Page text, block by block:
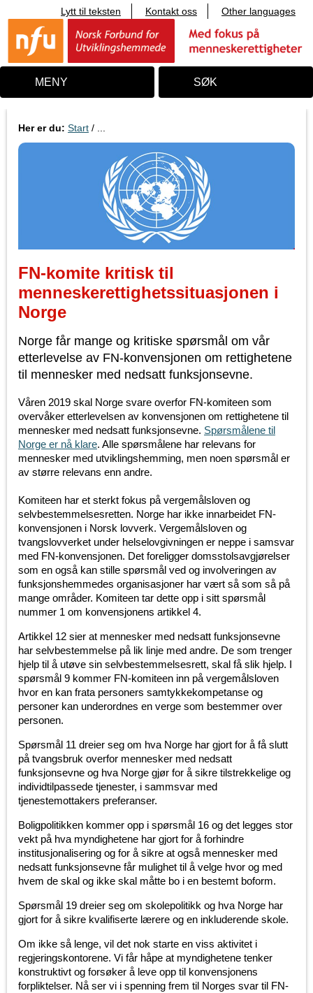
i
n
o
Lytt til teksten Kontakt oss Other languages
MENY SØK
Her er du: Start / ...
FN-komite kritisk til
menneskerettighetssituasjonen i
Norge
Norge får mange og kritiske spørsmål om vår
etterlevelse av FN-konvensjonen om rettighetene
til mennesker med nedsatt funksjonsevne.
Våren 2019 skal Norge svare overfor FN-komiteen som
overvåker etterlevelsen av konvensjonen om rettighetene til
mennesker med nedsatt funksjonsevne. Spørsmålene til
Norge er nå klare. Alle spørsmålene har relevans for
mennesker med utviklingshemming, men noen spørsmål er
av større relevans enn andre.
Komiteen har et sterkt fokus på vergemålsloven og
selvbestemmelsesretten. Norge har ikke innarbeidet FN-
konvensjonen i Norsk lovverk. Vergemålsloven og
tvangslovverket under helselovgivningen er neppe i samsvar
med FN-konvensjonen. Det foreligger domsstolsavgjørelser
som en også kan stille spørsmål ved og involveringen av
funksjonshemmedes organisasjoner har vært så som så på
mange områder. Komiteen tar dette opp i sitt spørsmål
nummer 1 om konvensjonens artikkel 4.
Artikkel 12 sier at mennesker med nedsatt funksjonsevne
har selvbestemmelse på lik linje med andre. De som trenger
hjelp til å utøve sin selvbestemmelsesrett, skal få slik hjelp. I
spørsmål 9 kommer FN-komiteen inn på vergemålsloven
hvor en kan frata personers samtykkekompetanse og
personer kan underordnes en verge som bestemmer over
personen.
Spørsmål 11 dreier seg om hva Norge har gjort for å få slutt
på tvangsbruk overfor mennesker med nedsatt
funksjonsevne og hva Norge gjør for å sikre tilstrekkelige og
individtilpassede tjenester, i sammsvar med
tjenestemottakers preferanser.
Boligpolitikken kommer opp i spørsmål 16 og det legges stor
vekt på hva myndighetene har gjort for å forhindre
institusjonalisering og for å sikre at også mennesker med
nedsatt funksjonsevne får mulighet til å velge hvor og med
hvem de skal og ikke skal måtte bo i en bestemt boform.
Spørsmål 19 dreier seg om skolepolitikk og hva Norge har
gjort for å sikre kvalifiserte lærere og en inkluderende skole.
Om ikke så lenge, vil det nok starte en viss aktivitet i
regjeringskontorene. Vi får håpe at myndighetene tenker
konstruktivt og forsøker å leve opp til konvensjonens
forpliktelser. Nå ser vi i spenning frem til Norges svar til FN-